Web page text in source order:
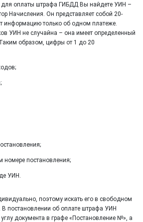
для оплаты штрафа ГИБДД Вы найдете УИН –
Начисления. Он представляет собой 20-
информацию только об одном платеже.
УИН не случайна – она имеет определенный
образом, цифры от 1 до 20
номере постановления;
УИН.
поэтому искать его в свободном
В постановлении об оплате штрафа УИН
документа в графе «Постановление №», а